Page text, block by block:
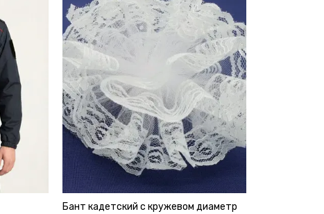
Бант кадетский с кружевом диаметр